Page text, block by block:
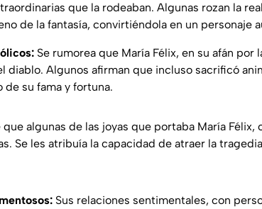
que la rodeaban. Algunas rozan la
de la fantasía, convirtiéndola en un personaje
Se rumorea que María Félix, en su afán por
diablo. Algunos afirman que incluso sacrificó
su fama y fortuna.
que algunas de las joyas que portaba María Félix,
Se les atribuía la capacidad de atraer la
Sus relaciones sentimentales, con